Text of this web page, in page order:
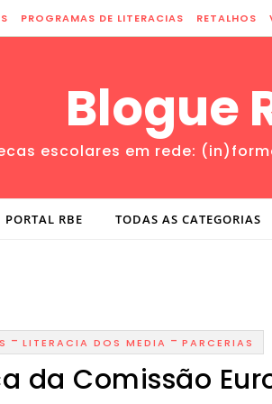
PROGRAMAS DE LITERACIAS RETALHOS
Blogue
escolares em rede:
PORTAL RBE TODAS AS CATEGORIAS
- LITERACIA DOS MEDIA - PARCERIAS
da Comissão